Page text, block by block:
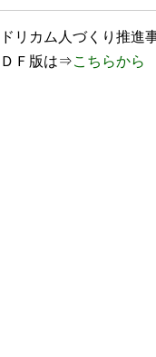
ドリカム人づくり推進
ＤＦ版は⇒こちらから